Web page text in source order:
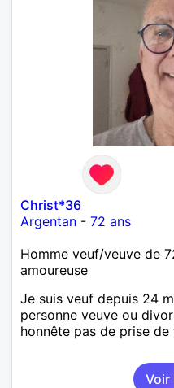
Christ*36
Argentan - 72 ans
Homme veuf/veuve de
amoureuse
Je suis veuf depuis 24
personne veuve ou
honnête pas de prise
Voir